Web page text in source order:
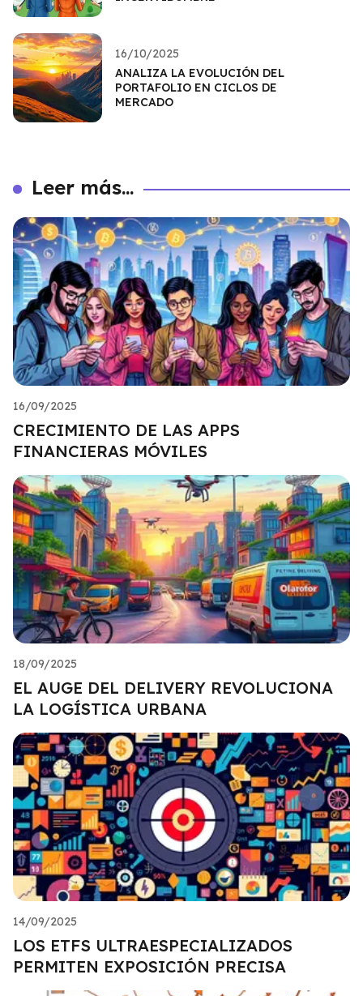
16/10/2025
ANALIZA LA EVOLUCIÓN DEL
PORTAFOLIO EN CICLOS DE
MERCADO
Leer más...
16/09/2025
CRECIMIENTO DE LAS APPS
FINANCIERAS MÓVILES
18/09/2025
EL AUGE DEL DELIVERY REVOLUCIONA
LA LOGÍSTICA URBANA
14/09/2025
LOS ETFS ULTRAESPECIALIZADOS
PERMITEN EXPOSICIÓN PRECISA